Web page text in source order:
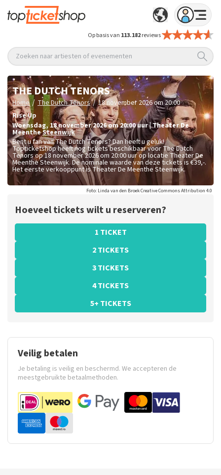
Op basis van 113.182reviews
Zoeken naar artiesten of evenementen
THE DUTCH TENORS
Home / The Dutch Tenors / 18 november 2026 om 20:00
Rise Up
woensdag, 18 november 2026 om 20:00uur|Theater De
MeentheSteenwijk
Bent u fan van The Dutch Tenors? Dan heeft u geluk!
Topticketshop heeft nog tickets beschikbaar voor The Dutch
Tenors op 18 november 2026 om 20:00 uur op locatie Theater De
Meenthe Steenwijk. De nominale waarde van deze tickets is €39,-.
Het eerste verkooppunt is Theater De Meenthe Steenwijk.
Foto: Linda van den Broek Creative Commons Attribution 4.0
Hoeveel tickets wilt u reserveren?
1 TICKET
2 TICKETS
3 TICKETS
4 TICKETS
5+ TICKETS
Veilig betalen
Je betaling is veilig en beschermd. We accepteren de
meestgebruikte betaalmethoden.